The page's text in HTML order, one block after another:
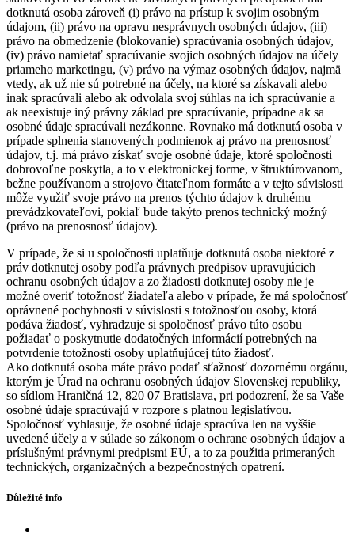
dotknutá osoba zároveň (i) právo na prístup k svojim osobným
údajom, (ii) právo na opravu nesprávnych osobných údajov, (iii)
právo na obmedzenie (blokovanie) spracúvania osobných údajov,
(iv) právo namietať spracúvanie svojich osobných údajov na účely
priameho marketingu, (v) právo na výmaz osobných údajov, najmä
vtedy, ak už nie sú potrebné na účely, na ktoré sa získavali alebo
inak spracúvali alebo ak odvolala svoj súhlas na ich spracúvanie a
ak neexistuje iný právny základ pre spracúvanie, prípadne ak sa
osobné údaje spracúvali nezákonne. Rovnako má dotknutá osoba v
prípade splnenia stanovených podmienok aj právo na prenosnosť
údajov, t.j. má právo získať svoje osobné údaje, ktoré spoločnosti
dobrovoľne poskytla, a to v elektronickej forme, v štruktúrovanom,
bežne používanom a strojovo čitateľnom formáte a v tejto súvislosti
môže využiť svoje právo na prenos týchto údajov k druhému
prevádzkovateľovi, pokiaľ bude takýto prenos technický možný
(právo na prenosnosť údajov).
V prípade, že si u spoločnosti uplatňuje dotknutá osoba niektoré z
práv dotknutej osoby podľa právnych predpisov upravujúcich
ochranu osobných údajov a zo žiadosti dotknutej osoby nie je
možné overiť totožnosť žiadateľa alebo v prípade, že má spoločnosť
oprávnené pochybnosti v súvislosti s totožnosťou osoby, ktorá
podáva žiadosť, vyhradzuje si spoločnosť právo túto osobu
požiadať o poskytnutie dodatočných informácií potrebných na
potvrdenie totožnosti osoby uplatňujúcej túto žiadosť.
Ako dotknutá osoba máte právo podať sťažnosť dozornému orgánu,
ktorým je Úrad na ochranu osobných údajov Slovenskej republiky,
so sídlom Hraničná 12, 820 07 Bratislava, pri podozrení, že sa Vaše
osobné údaje spracúvajú v rozpore s platnou legislatívou.
Spoločnosť vyhlasuje, že osobné údaje spracúva len na vyššie
uvedené účely a v súlade so zákonom o ochrane osobných údajov a
príslušnými právnymi predpismi EÚ, a to za použitia primeraných
technických, organizačných a bezpečnostných opatrení.
Důležité info